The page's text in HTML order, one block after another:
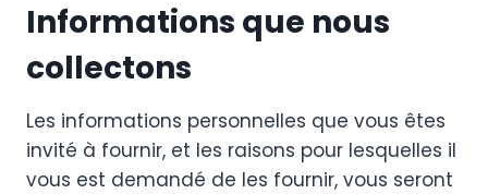
Informations que nous
collectons
Les informations personnelles que vous êtes
invité à fournir, et les raisons pour lesquelles il
vous est demandé de les fournir, vous seront